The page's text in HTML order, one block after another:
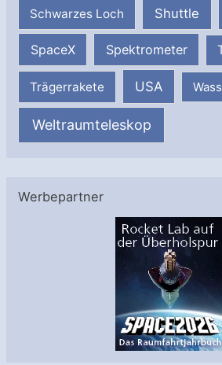
Schwarzes Loch Shuttle
SpaceX Spektrometer
Trägerrakete USA
Weltraumteleskop
Werbepartner